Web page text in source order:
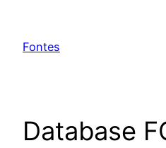
Fontes
Database